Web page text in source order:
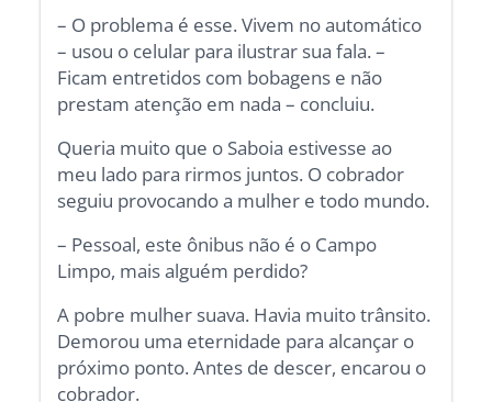
– O problema é esse. Vivem no automático
– usou o celular para ilustrar sua fala. –
Ficam entretidos com bobagens e não
prestam atenção em nada – concluiu.
Queria muito que o Saboia estivesse ao
meu lado para rirmos juntos. O cobrador
seguiu provocando a mulher e todo mundo.
– Pessoal, este ônibus não é o Campo
Limpo, mais alguém perdido?
A pobre mulher suava. Havia muito trânsito.
Demorou uma eternidade para alcançar o
próximo ponto. Antes de descer, encarou o
cobrador.